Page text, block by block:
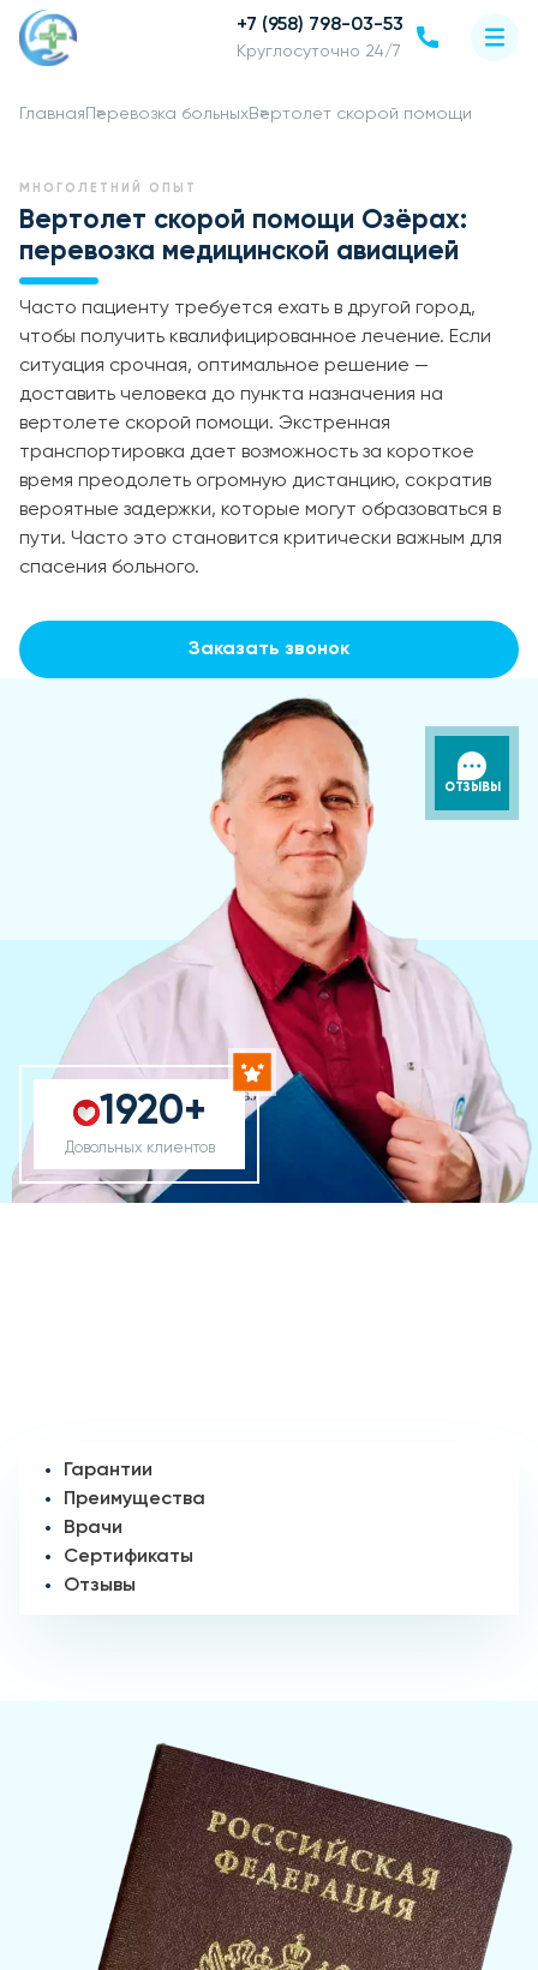
+7 (958) 798-03-53
Круглосуточно 24/7
Главная Перевозка больныхВертолет скорой помощи
МНОГОЛЕТНИЙ ОПЫТ
Вертолет скорой помощи Озёрах:
перевозка медицинской авиацией
Часто пациенту требуется ехать в другой город,
чтобы получить квалифицированное лечение. Если
ситуация срочная, оптимальное решение —
доставить человека до пункта назначения на
вертолете скорой помощи. Экстренная
транспортировка дает возможность за короткое
время преодолеть огромную дистанцию, сократив
вероятные задержки, которые могут образоваться в
пути. Часто это становится критически важным для
спасения больного.
Заказать звонок
1920+
Довольных клиентов
ОТЗЫВЫ
Гарантии
Преимущества
Врачи
Сертификаты
Отзывы